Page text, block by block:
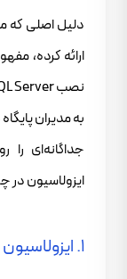
دلیل اصلی که
نصب SQL Server به عنوان یک
جداگانه‌ای
ایزولاسیون
۱. ایزولاسیون امنیتی (Security Isolation)